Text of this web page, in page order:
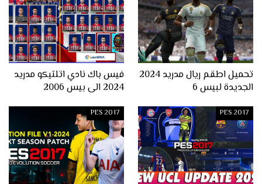
تحميل اطقم ريال مدريد 2024
الجديدة لبيس 6
فيس باك نادي اتلتيكو مدريد
2024 الى بيس 2006
PES 2017
PES 2017